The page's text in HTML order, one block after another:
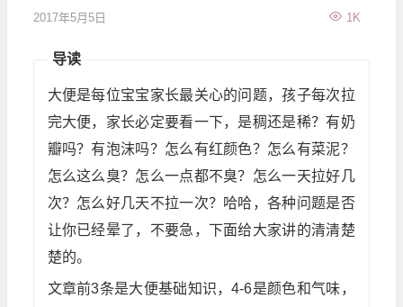
2017年5月5日 1K
导读
大便是每位宝宝家长最关心的问题，孩子每次拉
完大便，家长必定要看一下，是稠还是稀？有奶
瓣吗？有泡沫吗？怎么有红颜色？怎么有菜泥？
怎么这么臭？怎么一点都不臭？怎么一天拉好几
次？怎么好几天不拉一次？哈哈，各种问题是否
让你已经晕了，不要急，下面给大家讲的清清楚
楚的。
文章前3条是大便基础知识，4-6是颜色和气味，